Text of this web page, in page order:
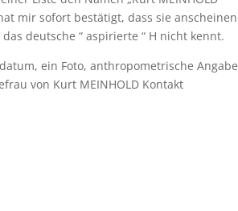
mir sofort bestätigt, dass sie
deutsche “ aspirierte “ H nicht kennt.
ein Foto, anthropometrische
von Kurt MEINHOLD Kontakt